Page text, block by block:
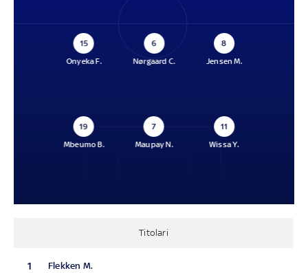
15
Onyeka F.
6
Nørgaard C.
8
Jensen M.
19
Mbeumo B.
7
Maupay N.
11
Wissa Y.
Titolari
1 Flekken M.